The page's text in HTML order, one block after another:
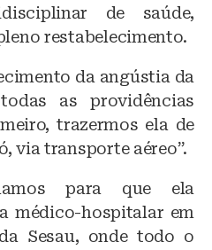
de saúde,
restabelecimento.
da angústia da
as providências
trazermos ela de
via transporte aéreo”.
para que ela
médico-hospitalar em
Sesau, onde todo o